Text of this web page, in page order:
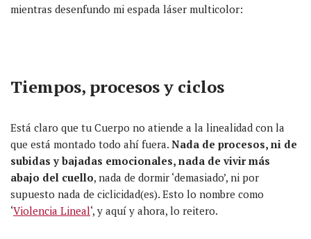
mientras desenfundo mi espada láser multicolor:
Tiempos, procesos y ciclos
Está claro que tu Cuerpo no atiende a la linealidad con la
que está montado todo ahí fuera. Nada de procesos, ni de
subidas y bajadas emocionales, nada de vivir más
abajo del cuello, nada de dormir ‘demasiado’, ni por
supuesto nada de ciclicidad(es). Esto lo nombre como
‘Violencia Lineal‘, y aquí y ahora, lo reitero.